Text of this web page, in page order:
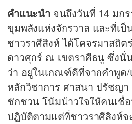
คำแนะนำ จนถึงวันที่ 14 มก
ขุมพลังแห่งจักรวาล และที่เป็
ชาวราศีสิงห์ ได้โคจรมาสถิต
ดาวศุกร์ ณ เขตราศีธนู ซึ่ง
ว่า อยู่ในเกณฑ์ดีที่จากคำพูด/
หลักวิชาการ ศาสนา ปรัชญา
ชักชวน โน้มน้าวใจให้คนเชื่
ปฏิบัติตามแต่ที่ชาวราศีสิงห์จ